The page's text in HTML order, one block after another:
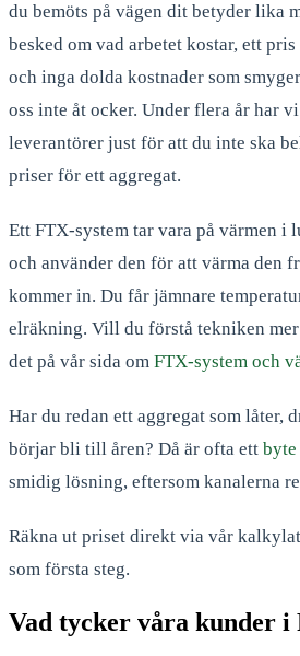
du bemöts på vägen dit betyder lika
besked om vad arbetet kostar, ett
och inga dolda kostnader som
oss inte åt ocker. Under flera år har
leverantörer just för att du inte ska
priser för ett aggregat.
Ett FTX-system tar vara på värmen i
och använder den för att värma den
kommer in. Du får jämnare
elräkning. Vill du förstå tekniken
det på vår sida om FTX-system och
Har du redan ett aggregat som låter,
börjar bli till åren? Då är ofta ett byte
smidig lösning, eftersom kanalerna
Räkna ut priset direkt via vår
som första steg.
Vad tycker våra kunder i